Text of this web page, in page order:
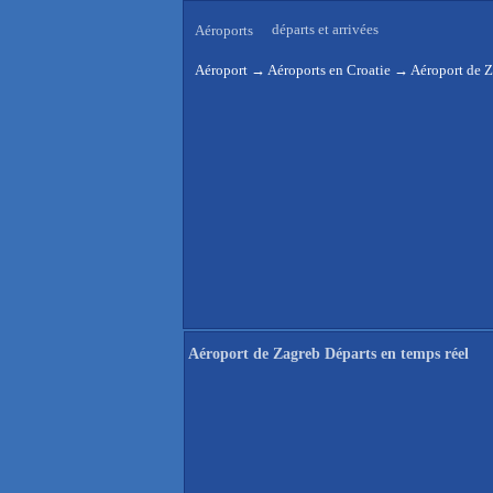
Aéroports départs et arrivées
Aéroport → Aéroports en Croatie → Aéroport de
Aéroport de Zagreb Départs en temps réel